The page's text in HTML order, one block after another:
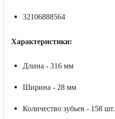
32106888564
Характеристики:
Длина - 316 мм
Ширина - 28 мм
Количество зубьев - 158 шт.